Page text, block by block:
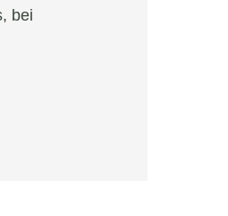
bei